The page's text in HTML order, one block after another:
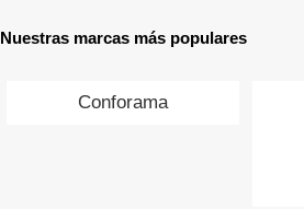
Nuestras marcas más populares
Conforama